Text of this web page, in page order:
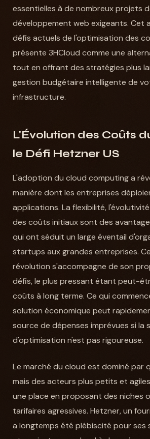
essentielles à de nombreux projets
développement web exigeants. Cet
défis actuels de l'optimisation des
présente 3HCloud comme une
tout en offrant des stratégies plus
gestion budgétaire intelligente de
infrastructure.
L'Évolution des Coûts
le Défi Hetzner US
L'adoption du cloud computing a
manière dont les entreprises
applications. La flexibilité,
des coûts initiaux sont des
qui ont séduit un large éventail
startups aux grandes entreprises.
révolution s'accompagne de son
défis, le plus pressant étant peut-
coûts à long terme. Ce qui
solution économique peut
source de dépenses imprévues si la
d'optimisation n'est pas rigoureuse.
Le marché du cloud est dominé par
mais des acteurs plus petits et
une place en proposant des niches
tarifaires agressives. Hetzner, un
a longtemps été plébiscité pour ses